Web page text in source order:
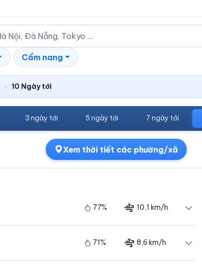
Cẩm nang
› 10 Ngày tới
3 ngày tới 5 ngày tới 7 ngày tới
Xem thời tiết các phường/xã
77% 10,1 km/h
71% 8,6 km/h